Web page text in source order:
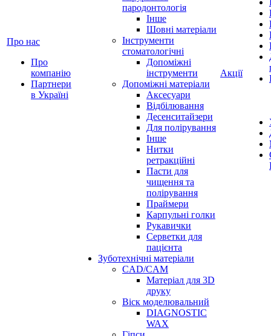
Про нас
Про
компанію
Партнери
в Україні
пародонтологія
Інше
Шовні матеріали
Інструменти
стоматологічні
Допоміжні
інструменти
Допоміжні матеріали
Аксесуари
Відбілювання
Десенситайзери
Для полірування
Інше
Нитки
ретракційні
Пасти для
чищення та
полірування
Праймери
Карпульні голки
Рукавички
Серветки для
пацієнта
Зуботехнічні матеріали
CAD/CAM
Матеріал для 3D
друку
Віск моделювальний
DIAGNOSTIC
WAX
Акції